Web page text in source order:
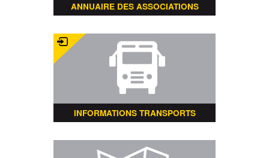
ANNUAIRE DES ASSOCIATIONS
INFORMATIONS TRANSPORTS